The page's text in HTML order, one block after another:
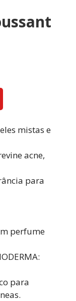
mistas e
acne,
para
perfume
para